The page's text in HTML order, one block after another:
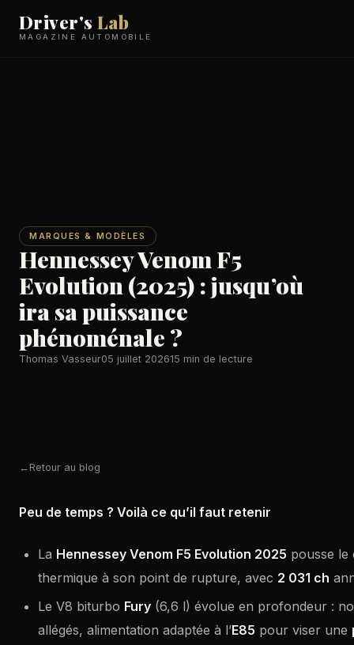
Driver'sLab
MAGAZINE AUTOMOBILE
MARQUES & MODÈLES
Hennessey Venom F5
Evolution (2025) : jusqu’où
ira sa puissance
phénoménale ?
Thomas Vasseur05 juillet 202615 min de lecture
Retour au blog
Peu de temps ? Voilà ce qu’il faut retenir
La Hennessey Venom F5 Evolution 2025 pousse le
thermique à son point de rupture, avec 2 031 ch
Le V8 biturbo Fury (6,6 l) évolue en profondeur :
allégés, alimentation adaptée à l’E85 pour viser une